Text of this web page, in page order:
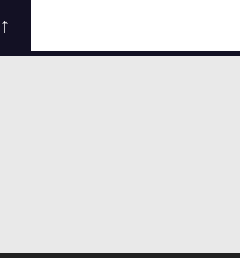
↑